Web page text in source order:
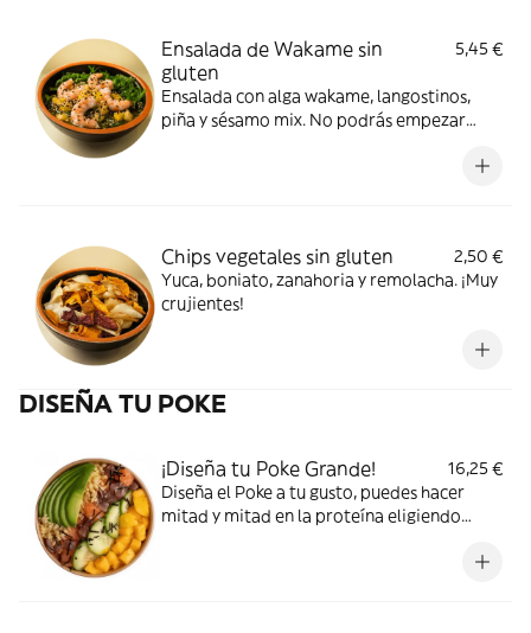
Ensalada de Wakame sin
gluten
5,45 €
Ensalada con alga wakame, langostinos,
piña y sésamo mix. No podrás empezar
Chips vegetales sin gluten
2,50 €
Yuca, boniato, zanahoria y remolacha. ¡Muy
crujientes!
DISEÑA TU POKE
¡Diseña tu Poke Grande!
16,25 €
Diseña el Poke a tu gusto, puedes hacer
mitad y mitad en la proteína eligiendo